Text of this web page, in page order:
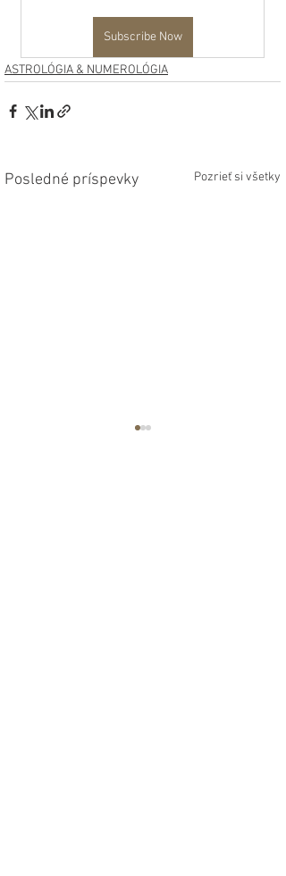
Subscribe Now
ASTROLÓGIA & NUMEROLÓGIA
Posledné príspevky Pozrieť si všetky